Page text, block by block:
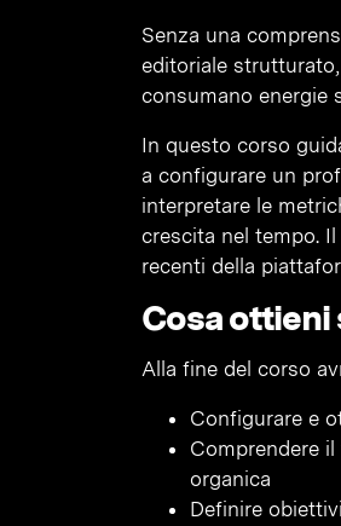
Senza una
editoriale
consumano energie
In questo corso
a configurare un
interpretare le
crescita nel tempo.
recenti della
Cosa
Alla fine del corso
Configurare e
Comprendere
organica
Definire